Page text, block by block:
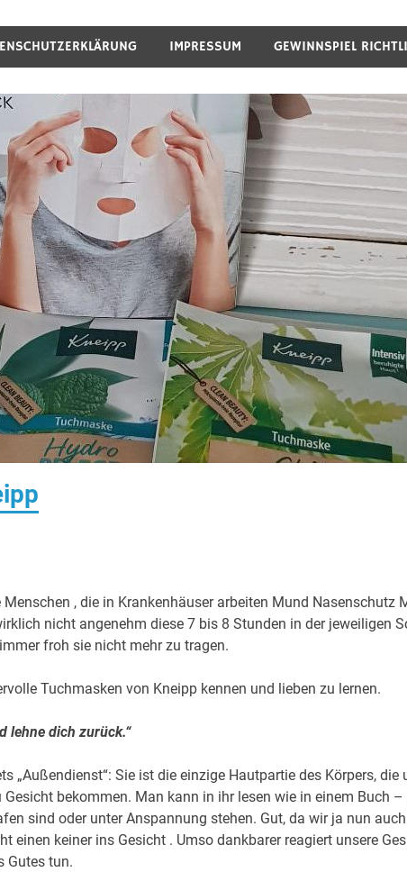
IMPRESSUM GEWINNSPIEL
, die in Krankenhäuser arbeiten Mund Nasenschutz
nicht angenehm diese 7 bis 8 Stunden in der jeweiligen
froh sie nicht mehr zu tragen.
Tuchmasken von Kneipp kennen und lieben zu lernen.
lehne dich zurück.“
„Außendienst“: Sie ist die einzige Hautpartie des Körpers, die
bekommen. Man kann in ihr lesen wie in einem Buch –
sind oder unter Anspannung stehen. Gut, da wir ja nun
einen keiner ins Gesicht . Umso dankbarer reagiert unsere
Gutes tun.